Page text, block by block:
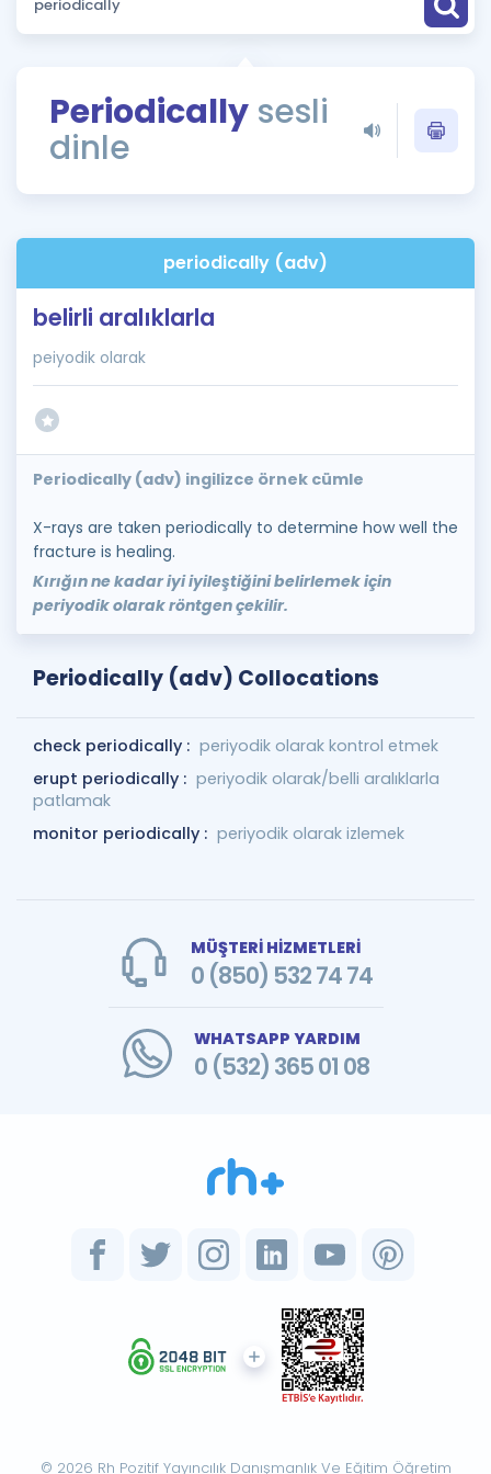
Puan Hesaplama
ÖSYM Sınav Takvimi
Kampanyalar
İngilizce Gramer
Periodically sesli
dinle
periodically (adv)
belirli aralıklarla
peiyodik olarak
Periodically (adv) ingilizce örnek cümle
X-rays are taken periodically to determine how well the
fracture is healing.
Kırığın ne kadar iyi iyileştiğini belirlemek için
periyodik olarak röntgen çekilir.
Periodically (adv) Collocations
check periodically : periyodik olarak kontrol etmek
erupt periodically : periyodik olarak/belli aralıklarla
patlamak
monitor periodically : periyodik olarak izlemek
MÜŞTERİ HİZMETLERİ
0 (850) 532 74 74
WHATSAPP YARDIM
0 (532) 365 01 08
© 2026 Rh Pozitif Yayıncılık Danışmanlık Ve Eğitim Öğretim